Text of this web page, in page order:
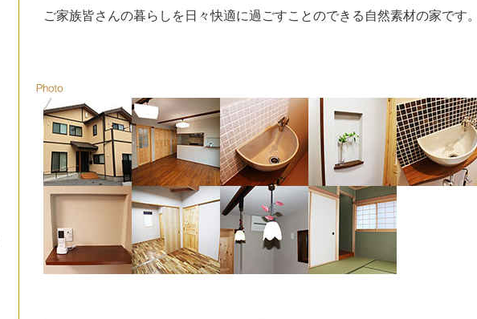
ご家族皆さんの暮らしを日々快適に過ごすことのできる自然素材の家です。